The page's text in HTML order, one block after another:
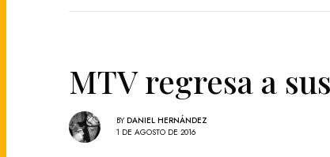
MTV regresa a
BY DANIEL HERNÁNDEZ
1 DE AGOSTO DE 2016